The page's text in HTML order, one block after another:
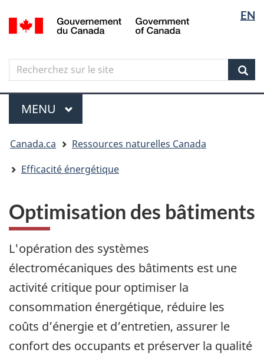
Aller
au
principal
Skip
to
government"
Passer
à
version
simplifiée
langue
EN
Canada
Search
Recherchez
sur
le
site
Menu
MENU PRINCIPAL
êtes
ici
Canada.ca
Ressources naturelles Canada
Efficacité énergétique
Optimisation des bâtiments
L'opération des systèmes
électromécaniques des bâtiments est une
activité critique pour optimiser la
consommation énergétique, réduire les
coûts d’énergie et d’entretien, assurer le
confort des occupants et préserver la qualité